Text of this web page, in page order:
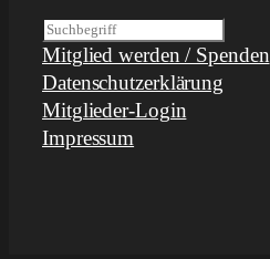
S
u
c
h
e
Mitglied werden / Spenden
Datenschutzerklärung
Mitglieder-Login
Impressum